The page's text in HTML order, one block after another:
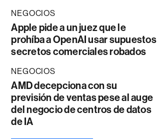
NEGOCIOS
Apple pide a un juez que le
prohíba a OpenAI usar supuestos
secretos comerciales robados
NEGOCIOS
AMD decepciona con su
previsión de ventas pese al auge
del negocio de centros de datos
de IA